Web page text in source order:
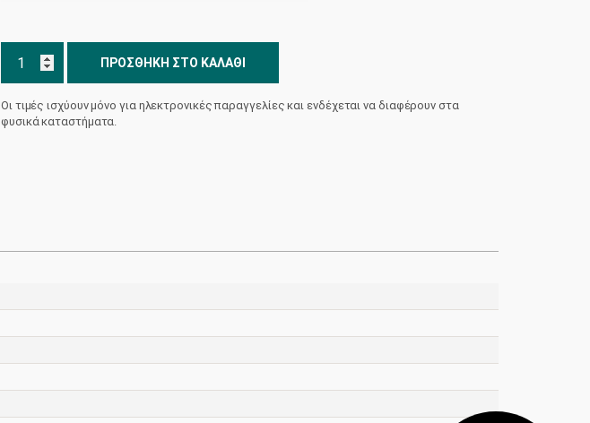
Πυρίτης
Mega
Double
ΠΡΟΣΘΉΚΗ ΣΤΟ ΚΑΛΆΘΙ
Οι τιμές ισχύουν μόνο για ηλεκτρονικές παραγγελίες και ενδέχεται να διαφέρουν στα
φυσικά καταστήματα.